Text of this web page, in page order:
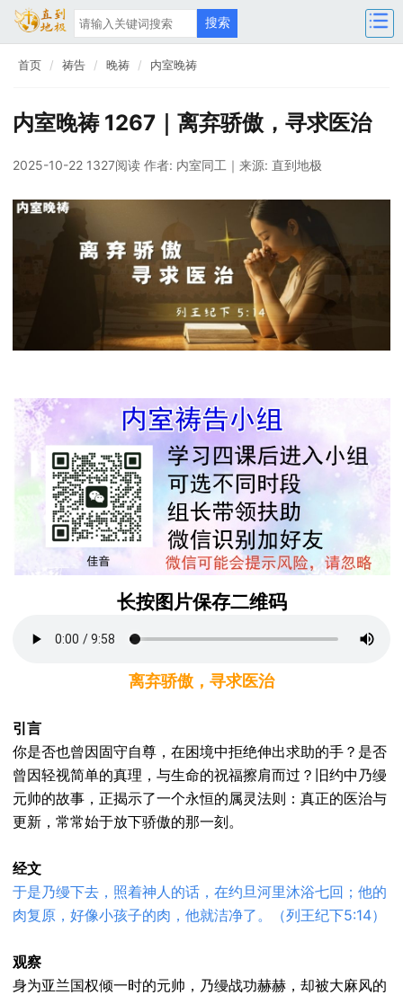
首页 祷告 晚祷 内室晚祷
内室晚祷 1267｜离弃骄傲，寻求医治
2025-10-22 1327阅读 作者: 内室同工 ｜来源: 直到地极
长按图片保存二维码
离弃骄傲，寻求医治
引言
你是否也曾因固守自尊，在困境中拒绝伸出求助的手？是否
曾因轻视简单的真理，与生命的祝福擦肩而过？旧约中乃缦
元帅的故事，正揭示了一个永恒的属灵法则：真正的医治与
更新，常常始于放下骄傲的那一刻。
经文
于是乃缦下去，照着神人的话，在约旦河里沐浴七回；他的
肉复原，好像小孩子的肉，他就洁净了。（列王纪下5:14）
观察
身为亚兰国权倾一时的元帅，乃缦战功赫赫，却被大麻风的